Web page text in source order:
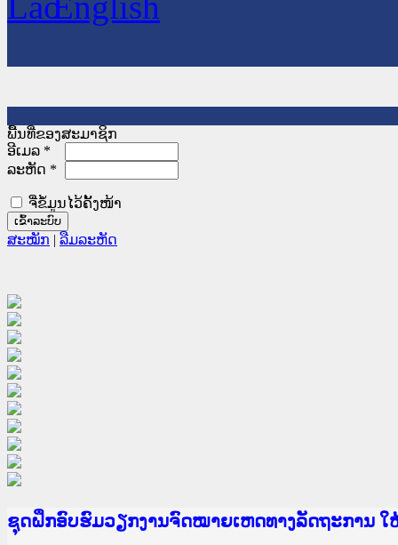
ພື້ນທີ່ຂອງສະມາຊິກ
ອີເມລ *
ລະຫັດ *
ຈື່ຂໍ້ມູນໄວ້ຄັ້ງໜ້າ
ສະໝັກ | ລືມລະຫັດ
Ministry of Justice Lao PDR
ເຜີຍແຜ່ວັບໄຊຈົດໝາຍເຫດທາງລັດຖະການ ແລະ ແອັ
ກະຊວງຍຸຕິທຳ
ຊຸດຝຶກອົບຮົມວຽກງານຈົດໝາຍເຫດທາງລັດຖະການ
ກອງປະຊຸມທົບທວນຄືນການຈັດຕັ້ງປະຕິບັດວຽກງານຈົ
ຝຶກອົບຮົມ ຜູ່ປະສານງານວຽກງານຈົດໝາຍເຫດທາງລັ
ຝຶກອົບຮົມ ຜູ່ປະສານງານວຽກງານຈົດໝາຍເຫດທາງລັ
ເຜີຍແຜ່ແອັບກົດໝາຍລາວ ແລະ ເວັບໄຊຈົດໝາຍເຫດ
ເຜີຍແຜ່ແອັບກົດໝາຍລາວ ແລະ ເວັບໄຊຈົດໝາຍເຫດ
ຍົກລະດັບວຽກງານຈົດໝາຍເຫດທາງລັດຖະການໃຫ້ຜູ້
ຊຸດຝຶກອົບຮົມວຽກງານຈົດໝາຍເຫດທາງລັດຖະການ ໃ